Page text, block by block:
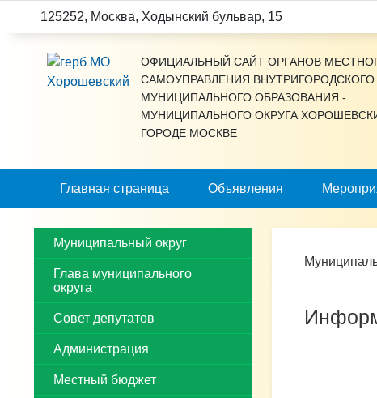
Подключитьверсию:
125252, Москва, Ходынский бульвар, 15
ОФИЦИАЛЬНЫЙ САЙТ ОРГАНОВ
САМОУПРАВЛЕНИЯ ВНУТРИГОРОДСКОГО
МУНИЦИПАЛЬНОГО ОБРАЗОВАНИЯ -
МУНИЦИПАЛЬНОГО ОКРУГА
ГОРОДЕ МОСКВЕ
Главная страница Объявления
Муниципальный округ
Глава муниципального
округа
Совет депутатов
Администрация
Местный бюджет